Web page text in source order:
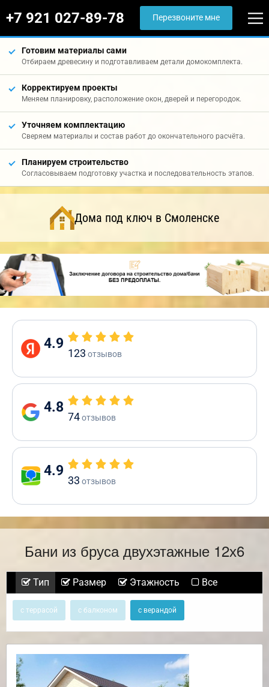
+7 921 027-89-78 Перезвоните мне
Готовим материалы сами
Отбираем древесину и подготавливаем детали домокомплекта.
Корректируем проекты
Меняем планировку, расположение окон, дверей и перегородок.
Уточняем комплектацию
Сверяем материалы и состав работ до окончательного расчёта.
Планируем строительство
Согласовываем подготовку участка и последовательность этапов.
Дома под ключ в Смоленске
4.9
123 отзывов
4.8
74отзывов
4.9
33 отзывов
Бани из бруса двухэтажные 12х6
Тип Размер Этажность Все
с террасой с балконом с верандой